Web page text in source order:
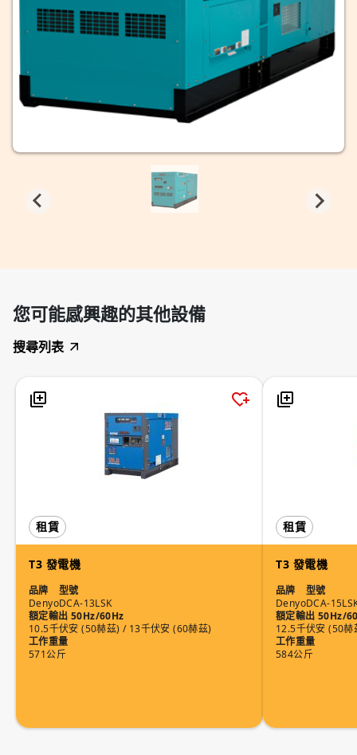
您可能感興趣的其他設備
搜尋列表
租賃
T3 發電機
品牌
Denyo
型號
DCA-13LSK
額定輸出 50Hz/60Hz
10.5千伏安 (50赫茲) / 13千伏安 (60赫茲)
工作重量
571公斤
租賃
T3 發電機
品牌
Denyo
型號
DCA-
額定輸出 50Hz/
12.5千伏安 (50
工作重量
584公斤